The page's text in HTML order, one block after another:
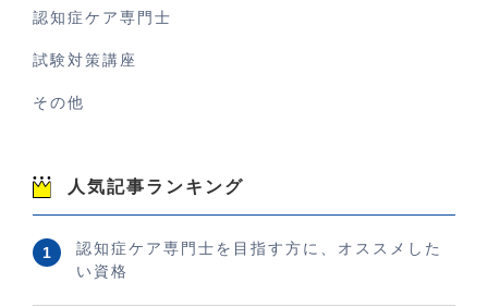
認知症ケア専門士
試験対策講座
その他
人気記事ランキング
認知症ケア専門士を目指す方に、オススメした
い資格